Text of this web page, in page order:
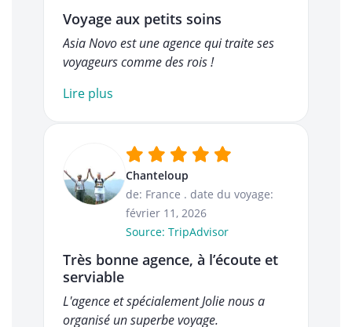
Voyage aux petits soins
Asia Novo est une agence qui traite ses
voyageurs comme des rois !
Lire plus
Chanteloup
de: France . date du voyage:
février 11, 2026
Source: TripAdvisor
Très bonne agence, à l’écoute et
serviable
L'agence et spécialement Jolie nous a
organisé un superbe voyage.